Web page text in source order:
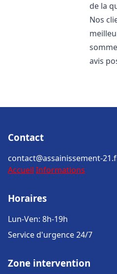
de la
Nos
avis
Contact
contact@assainissement-
Accueil Informations
Horaires
Lun-Ven: 8h-19h
Service d'urgence 24/7
Zone intervention